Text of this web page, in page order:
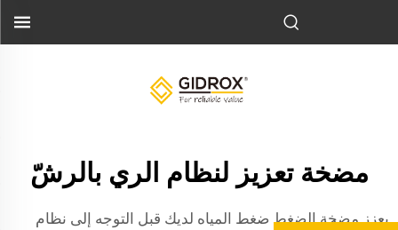
مضخة تعزيز لنظام الري بالرشّ
يعزز مضخة الضغط ضغط المياه لديك قبل التوجه إلى نظام